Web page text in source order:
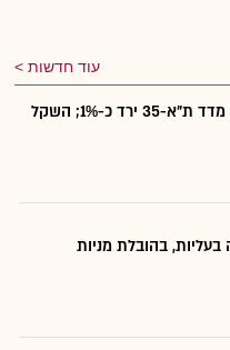
עוד חדשות
נעילה אדומה בתל אביב: מדד ת"א-35 ירד כ-1%; השקל
בהובלת מניות